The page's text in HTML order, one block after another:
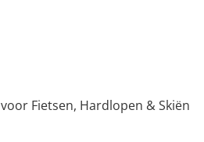
Fietsen, Hardlopen & Skiën